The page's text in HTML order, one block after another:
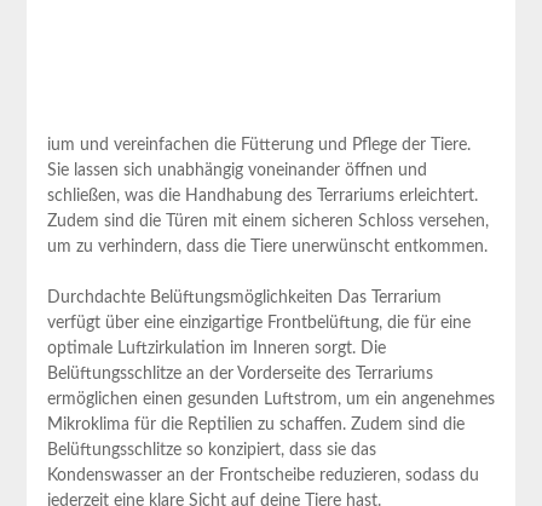
ium und vereinfachen die Fütterung und Pflege der Tiere.
Sie lassen sich unabhängig voneinander öffnen und
schließen, was die Handhabung des Terrariums erleichtert.
Zudem sind die Türen mit einem sicheren Schloss versehen,
um zu verhindern, dass die Tiere unerwünscht entkommen.
Durchdachte Belüftungsmöglichkeiten Das Terrarium
verfügt über eine einzigartige Frontbelüftung, die für eine
optimale Luftzirkulation im Inneren sorgt. Die
Belüftungsschlitze an der Vorderseite des Terrariums
ermöglichen einen gesunden Luftstrom, um ein angenehmes
Mikroklima für die Reptilien zu schaffen. Zudem sind die
Belüftungsschlitze so konzipiert, dass sie das
Kondenswasser an der Frontscheibe reduzieren, sodass du
jederzeit eine klare Sicht auf deine Tiere hast.